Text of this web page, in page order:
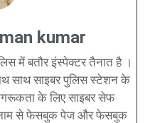
kumar
में बतौर इंस्पेक्टर तैनात है ।
साथ साइबर पुलिस स्टेशन के
के लिए साइबर सेफ
नाम से फेसबुक पेज और फेसबुक